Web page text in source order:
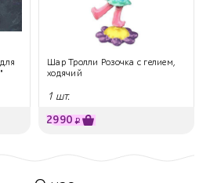
Шар Тролли Розочка с гелием,
ходячий
1 шт.
2990 ₽